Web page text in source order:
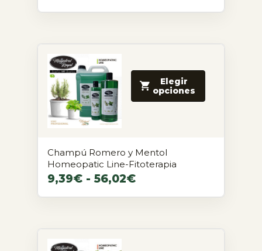
Elegir
opciones
Champú Romero y Mentol
Homeopatic Line-Fitoterapia
9,39€ - 56,02€